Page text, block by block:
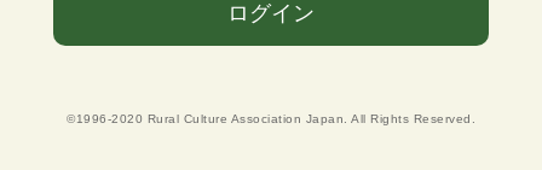
ログイン
©1996-2020 Rural Culture Association Japan. All Rights Reserved.